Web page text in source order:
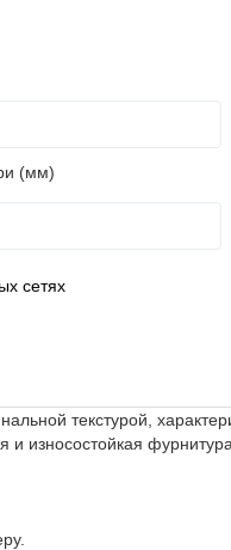
(мм)
сетях
текстурой,
и износостойкая